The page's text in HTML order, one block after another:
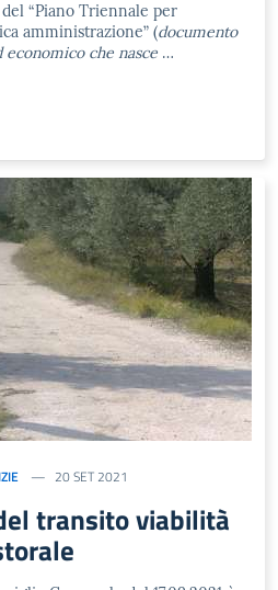
“Piano Triennale per
amministrazione” (documento
che nasce …
20 SET 2021
transito viabilità